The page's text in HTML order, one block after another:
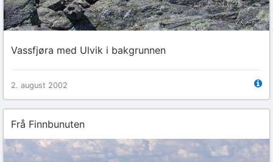
Vassfjøra med Ulvik i bakgrunnen
2. august 2002
Frå Finnbunuten